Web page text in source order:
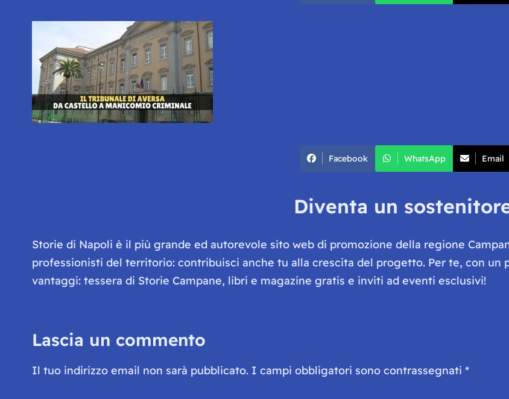
Facebook WhatsApp Email
Diventa un
Storie di Napoli è il più grande ed autorevole sito web di promozione della regione
professionisti del territorio: contribuisci anche tu alla crescita del progetto. Per te, con un
vantaggi: tessera di Storie Campane, libri e magazine gratis e inviti ad eventi esclusivi!
Lascia un commento
Il tuo indirizzo email non sarà pubblicato. I campi obbligatori sono contrassegnati *